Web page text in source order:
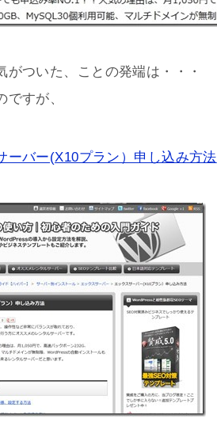
がついた、ことの発端は・・・
ですが、
ーバー(X10プラン）申し込み方法